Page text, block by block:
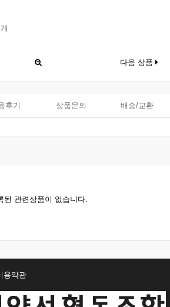
다음 상품
후기 상품문의 배송/교환
된 관련상품이 없습니다.
용약관